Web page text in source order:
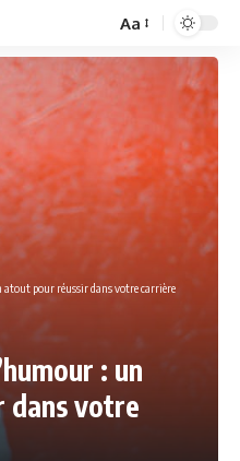
Font
Resizer
Aa
atout pour réussir dans votre carrière
: un
dans votre